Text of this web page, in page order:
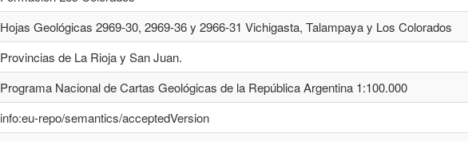
Hojas Geológicas 2969-30, 2969-36 y 2966-31 Vichigasta, Talampaya y Los Colorados
Provincias de La Rioja y San Juan.
Programa Nacional de Cartas Geológicas de la República Argentina 1:100.000
info:eu-repo/semantics/acceptedVersion